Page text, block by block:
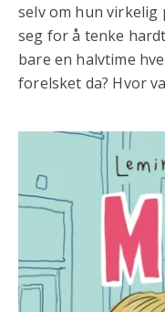
selv om hun virkelig
seg for å tenke
bare en halvtime
forelsket da? Hvor